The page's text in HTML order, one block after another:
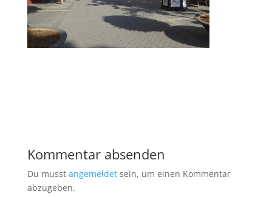
Kommentar absenden
Du musst angemeldetsein, um einen Kommentar
abzugeben.